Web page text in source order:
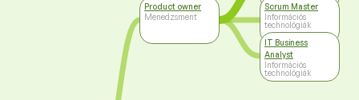
Product owner
Menedzsment
Scrum Master
Információs
technológiák
IT Business
Analyst
Információs
technológiák